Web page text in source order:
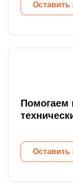
Оставить
Помогаем
Оставить